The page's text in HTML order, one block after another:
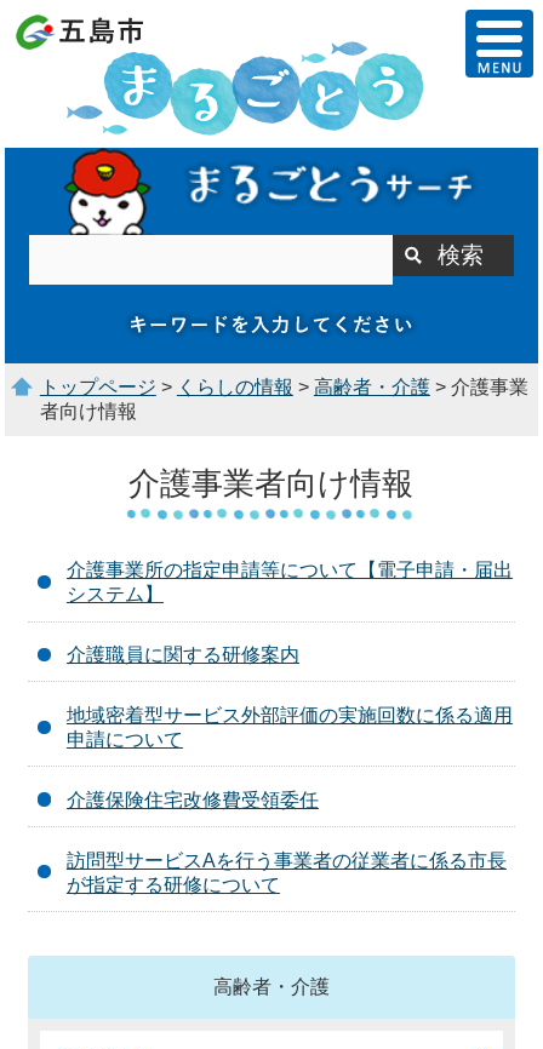
トップページ > くらしの情報 > 高齢者・介護> 介護事業
者向け情報
介護事業者向け情報
介護事業所の指定申請等について【電子申請・届出
システム】
介護職員に関する研修案内
地域密着型サービス外部評価の実施回数に係る適用
申請について
介護保険住宅改修費受領委任
訪問型サービスAを行う事業者の従業者に係る市長
が指定する研修について
高齢者・介護